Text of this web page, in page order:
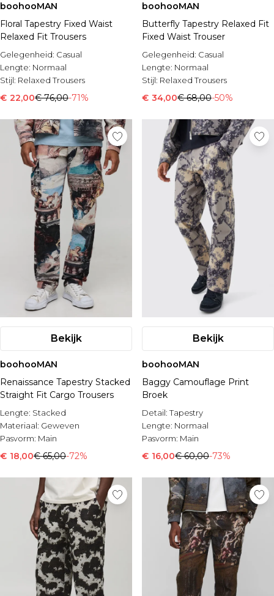
boohooMAN
Floral Tapestry Fixed Waist
Relaxed Fit Trousers
Gelegenheid: Casual
Lengte: Normaal
Stijl: Relaxed Trousers
€ 22,00€ 76,00-71%
boohooMAN
Butterfly Tapestry Relaxed Fit
Fixed Waist Trouser
Gelegenheid: Casual
Lengte: Normaal
Stijl: Relaxed Trousers
€ 34,00€ 68,00-50%
Bekijk
boohooMAN
Renaissance Tapestry Stacked
Straight Fit Cargo Trousers
Lengte: Stacked
Materiaal: Geweven
Pasvorm: Main
€ 18,00€ 65,00-72%
Bekijk
boohooMAN
Baggy Camouflage Print
Broek
Detail:Tapestry
Lengte: Normaal
Pasvorm: Main
€ 16,00€ 60,00-73%